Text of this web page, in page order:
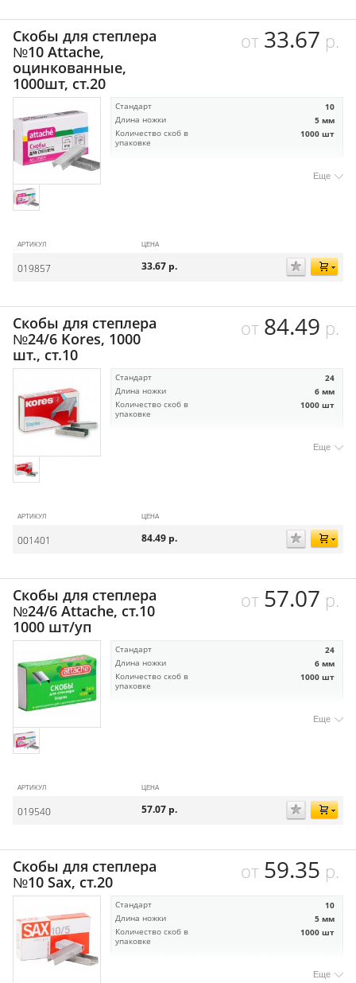
Скобы для степлера
№10 Attache,
оцинкованные,
1000шт, ст.20
от 33.67 р.
Стандарт 10
Длина ножки 5 мм
Количество скоб в
упаковке
1000 шт
Еще
АРТИКУЛ ЦЕНА
019857 33.67 р.
Скобы для степлера
№24/6 Kores, 1000
шт., ст.10
от 84.49 р.
Стандарт 24
Длина ножки 6 мм
Количество скоб в
упаковке
1000 шт
Еще
АРТИКУЛ ЦЕНА
001401 84.49 р.
Скобы для степлера
№24/6 Attache, ст.10
1000 шт/уп
от 57.07 р.
Стандарт 24
Длина ножки 6 мм
Количество скоб в
упаковке
1000 шт
Еще
АРТИКУЛ ЦЕНА
019540 57.07 р.
Скобы для степлера
№10 Sax, ст.20
от 59.35 р.
Стандарт 10
Длина ножки 5 мм
Количество скоб в
упаковке
1000 шт
Еще